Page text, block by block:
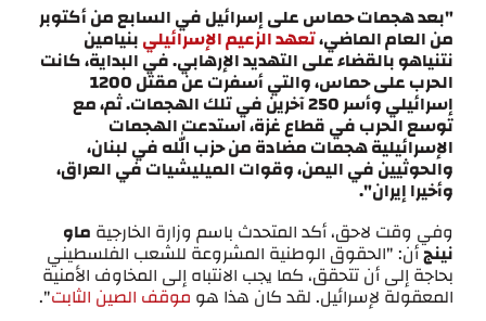
"بعد هجمات حماس على إسرائيل في السابع من أكتوبر
من العام الماضي،تعهد الزعيم الإسرائيليبنيامين
نتنياهو بالقضاء على التهديد الإرهابي. في البداية، كانت
الحرب على حماس، والتي أسفرت عن مقتل 1200
إسرائيلي وأسر 250 آخرين في تلك الهجمات. ثم، مع
توسع الحرب في قطاع غزة، استدعت الهجمات
الإسرائيلية هجمات مضادة من حزب الله في لبنان،
والحوثيين في اليمن، وقوات الميليشيات في العراق،
وأخيرا إيران".
وفي وقت لاحق، أكد المتحدث باسم وزارة الخارجية ماو
نينجأن: "الحقوق الوطنية المشروعة للشعب الفلسطيني
بحاجة إلى أن تتحقق، كما يجب الانتباه إلى المخاوف الأمنية
المعقولة لإسرائيل. لقد كان هذا هو موقف الصين الثابت".